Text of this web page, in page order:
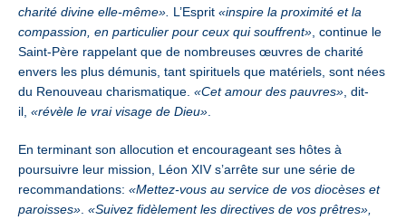
charité divine elle-même». L’Esprit «inspire la proximité et la
compassion, en particulier pour ceux qui souffrent» , continue le
Saint-Père rappelant que de nombreuses œuvres de charité
envers les plus démunis, tant spirituels que matériels, sont nées
du Renouveau charismatique. «Cet amour des pauvres» , dit-
il, «révèle le vrai visage de Dieu»
En terminant son allocution et encourageant ses hôtes à
poursuivre leur mission, Léon XIV s’arrête sur une série de
recommandations: «Mettez-vous au service de vos diocèses et
paroisses» «Suivez fidèlement les directives de vos prêtres»,